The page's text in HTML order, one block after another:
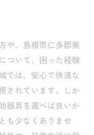
や、島根県仁多郡奥
ついて、困った経験
では、安心で快適な
されています。しか
器具を選べば良いか
も少なくありませ